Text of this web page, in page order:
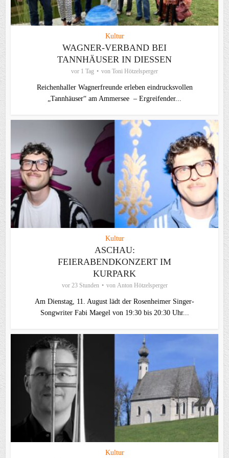
Kultur
WAGNER-VERBAND BEI
TANNHÄUSER IN DIESSEN
vor 1 Tag von Toni Hötzelsperger
Reichenhaller Wagnerfreunde erleben eindrucksvollen
„Tannhäuser“ am Ammersee – Ergreifender...
Kultur
ASCHAU:
FEIERABENDKONZERT IM
KURPARK
vor 23 Stunden von Anton Hötzelsperger
Am Dienstag, 11. August lädt der Rosenheimer Singer-
Songwriter Fabi Maegel von 19:30 bis 20:30 Uhr...
Kultur